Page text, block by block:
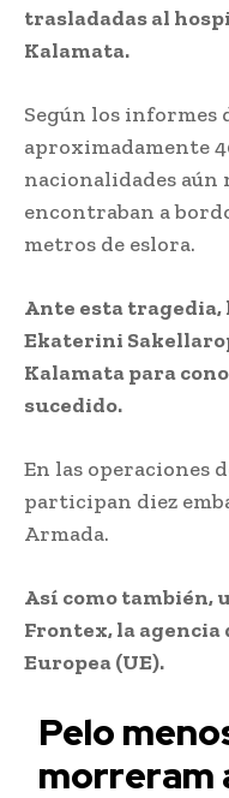
trasladadas al
Kalamata.
Según los informes
aproximadamente
nacionalidades aún
encontraban a
metros de eslora.
Ante esta
Ekaterini
Kalamata para
sucedido.
En las operaciones
participan diez
Armada.
Así como también,
Frontex, la
Europea (UE).
Pelo
morreram